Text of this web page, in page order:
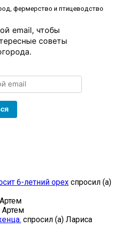
фермерство и птицеводство
email, чтобы
советы
6-летний орех спросил (а)
Артем
спросил (а) Лариса